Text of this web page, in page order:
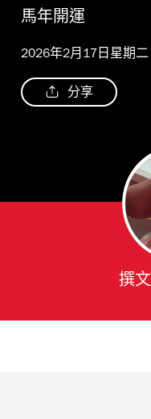
馬年開運
2026年2月17日星期二
分享
撰文